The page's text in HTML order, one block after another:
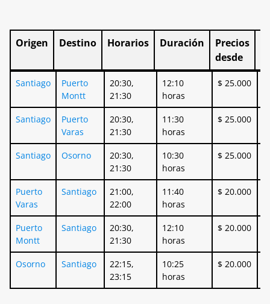
Origen Destino Horarios Duración
Precios
desde
Origen Destino Horarios Duración
Precios
Santiago
Puerto
Montt
20:30,
21:30
12:10
horas
$ 25.000
Santiago
Puerto
Varas
20:30,
21:30
11:30
horas
$ 25.000
Santiago Osorno
20:30,
21:30
10:30
horas
$ 25.000
Puerto
Varas
Santiago
21:00,
22:00
11:40
horas
$ 20.000
Puerto
Montt
Santiago
20:30,
21:30
12:10
horas
$ 20.000
Osorno Santiago
22:15,
23:15
10:25
horas
$ 20.000